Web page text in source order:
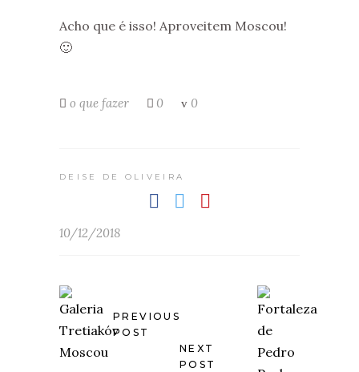
Acho que é isso! Aproveitem Moscou!
🙂
o que fazer 0 0
DEISE DE OLIVEIRA
10/12/2018
PREVIOUS
POST
NEXT
POST